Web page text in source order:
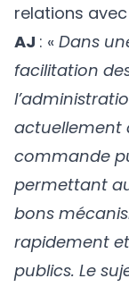
relations
AJ : « Dans
facilitation
actuellement
commande
permettant
bons
rapidement
publics. Le